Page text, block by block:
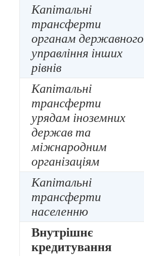
Капітальні
трансферти
органам державного
управління інших
рівнів
Капітальні
трансферти
урядам іноземних
держав та
міжнародним
організаціям
Капітальні
трансферти
населенню
Внутрішнє
кредитування